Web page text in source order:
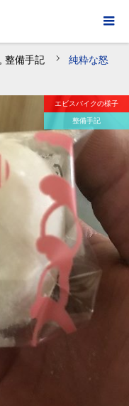
整備手記
純粋な怒
エビスバイクの様子
整備手記